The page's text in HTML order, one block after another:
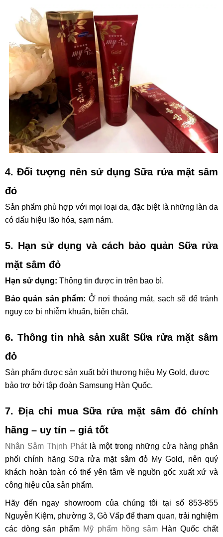
4. Đối tượng nên sử dụng Sữa rửa mặt sâm
đỏ
Sản phẩm phù hợp với mọi loại da, đặc biệt là những làn da
có dấu hiệu lão hóa, sạm nám.
5. Hạn sử dụng và cách bảo quản Sữa rửa
mặt sâm đỏ
Hạn sử dụng: Thông tin được in trên bao bì.
Bảo quản sản phẩm: Ở nơi thoáng mát, sạch sẽ để tránh
nguy cơ bị nhiễm khuẩn, biến chất.
6. Thông tin nhà sản xuất Sữa rửa mặt sâm
đỏ
Sản phẩm được sản xuất bởi thương hiệu My Gold, được
bảo trợ bởi tập đoàn Samsung Hàn Quốc.
7. Địa chỉ mua Sữa rửa mặt sâm đỏ chính
hãng – uy tín – giá tốt
Nhân Sâm Thịnh Phátlà một trong những cửa hàng phân
phối chính hãng Sữa rửa mặt sâm đỏ My Gold, nên quý
khách hoàn toàn có thể yên tâm về nguồn gốc xuất xứ và
công hiệu của sản phẩm.
Hãy đến ngay showroom của chúng tôi tại số 853-855
Nguyễn Kiệm, phường 3, Gò Vấp để tham quan, trải nghiệm
các dòng sản phẩm Mỹ phẩm hồng sâm Hàn Quốc chất